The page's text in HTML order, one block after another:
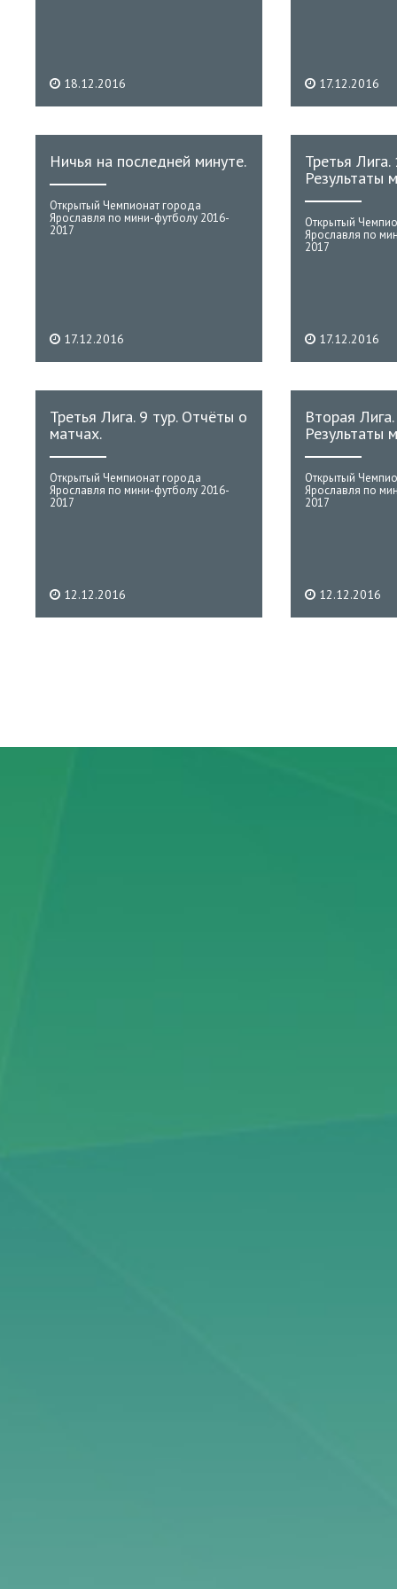
18.12.2016 17.12.2016
Ничья на последней минуте.
Открытый Чемпионат города
Ярославля по мини-футболу 2016-
2017
17.12.2016
Третья Лига.
Результаты
Открытый
Ярославля по
2017
17.12.2016
Третья Лига. 9 тур. Отчёты о
матчах.
Открытый Чемпионат города
Ярославля по мини-футболу 2016-
2017
12.12.2016
Вторая
Результаты
Открытый
Ярославля по
2017
12.12.2016